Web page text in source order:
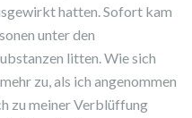
hatten. Sofort kam
unter den
litten. Wie sich
zu, als ich angenommen
zu meiner Verblüffung